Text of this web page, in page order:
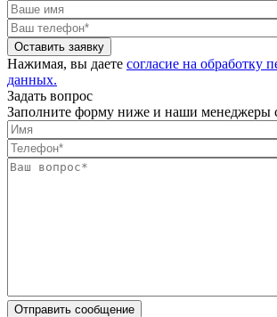
Оставить заявку
Нажимая, вы даете согласие на обработку
данных.
Задать вопрос
Заполните форму ниже и наши менеджеры
Отправить сообщение